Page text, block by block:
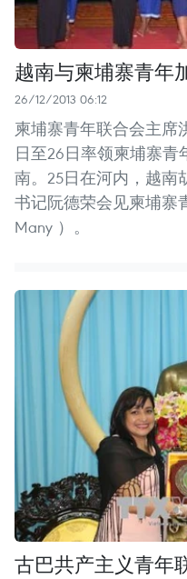
越南与柬埔寨青年
26/12/2013 06:12
柬埔寨青年联合会主席
日至26日率领柬埔寨
南。25日在河内，越南
书记阮德荣会见柬埔寨
Many ）。
古巴共产主义青年